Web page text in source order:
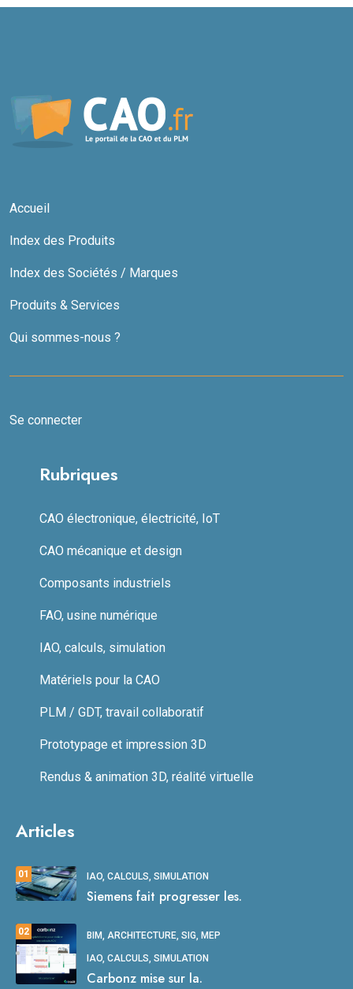
Accueil
Index des Produits
Index des Sociétés / Marques
Produits & Services
Qui sommes-nous ?
Se connecter
Rubriques
CAO électronique, électricité, IoT
CAO mécanique et design
Composants industriels
FAO, usine numérique
IAO, calculs, simulation
Matériels pour la CAO
PLM / GDT, travail collaboratif
Prototypage et impression 3D
Rendus & animation 3D, réalité virtuelle
Articles
01 IAO, CALCULS, SIMULATION
Siemens fait progresser les.
02 BIM, ARCHITECTURE, SIG, MEP
IAO, CALCULS, SIMULATION
Carbonz mise sur la.